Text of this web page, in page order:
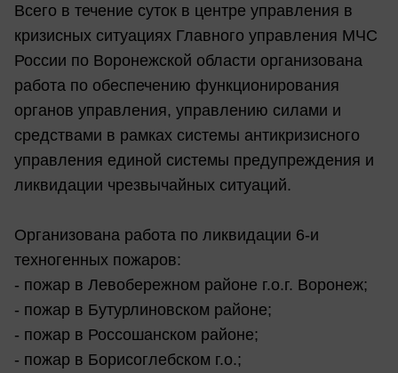
Всего в течение суток в центре управления в
кризисных ситуациях Главного управления МЧС
России по Воронежской области организована
работа по обеспечению функционирования
органов управления, управлению силами и
средствами в рамках системы антикризисного
управления единой системы предупреждения и
ликвидации чрезвычайных ситуаций.
Организована работа по ликвидации 6-и
техногенных пожаров:
- пожар в Левобережном районе г.о.г. Воронеж;
- пожар в Бутурлиновском районе;
- пожар в Россошанском районе;
- пожар в Борисоглебском г.о.;